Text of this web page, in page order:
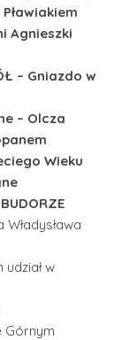
Agnieszki
– Gniazdo w
– Olcza
Wieku
w
Górnym